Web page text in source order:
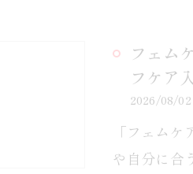
フェム
フケア
2026/08/02
「フェム
や自分に合